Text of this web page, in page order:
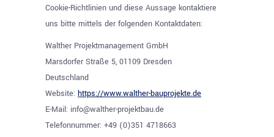
Cookie-Richtlinien und diese Aussage kontaktiere
uns bitte mittels der folgenden Kontaktdaten:
Walther Projektmanagement GmbH
Marsdorfer Straße 5, 01109 Dresden
Deutschland
Website: https://www.walther-bauprojekte.de
E-Mail: info@walther-projektbau.de
Telefonnummer: +49 (0)351 4718663